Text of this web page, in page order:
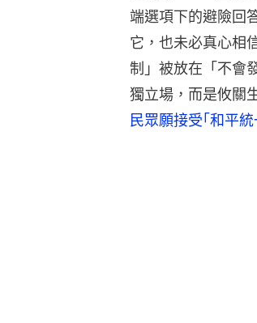
端選項下的避險回
它，也未必真心相
制」被放在「不會
獨立場，而是攸關
民眾願接受｢和平統